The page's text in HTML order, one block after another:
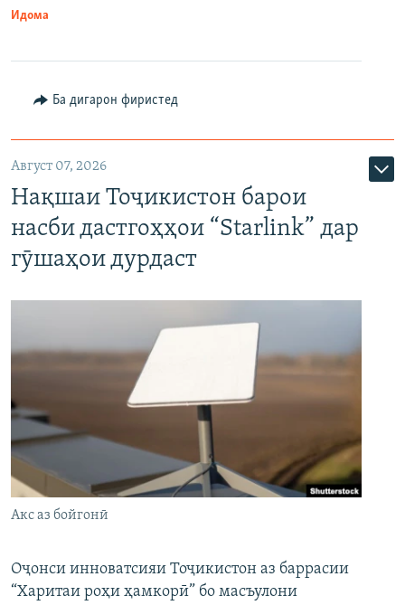
Идома
Ба дигарон фиристед
Август 07, 2026
Нақшаи Тоҷикистон барои
насби дастгоҳҳои “Starlink” дар
гӯшаҳои дурдаст
Акс аз бойгонӣ
Оҷонси инноватсияи Тоҷикистон аз баррасии
“Харитаи роҳи ҳамкорӣ” бо масъулони